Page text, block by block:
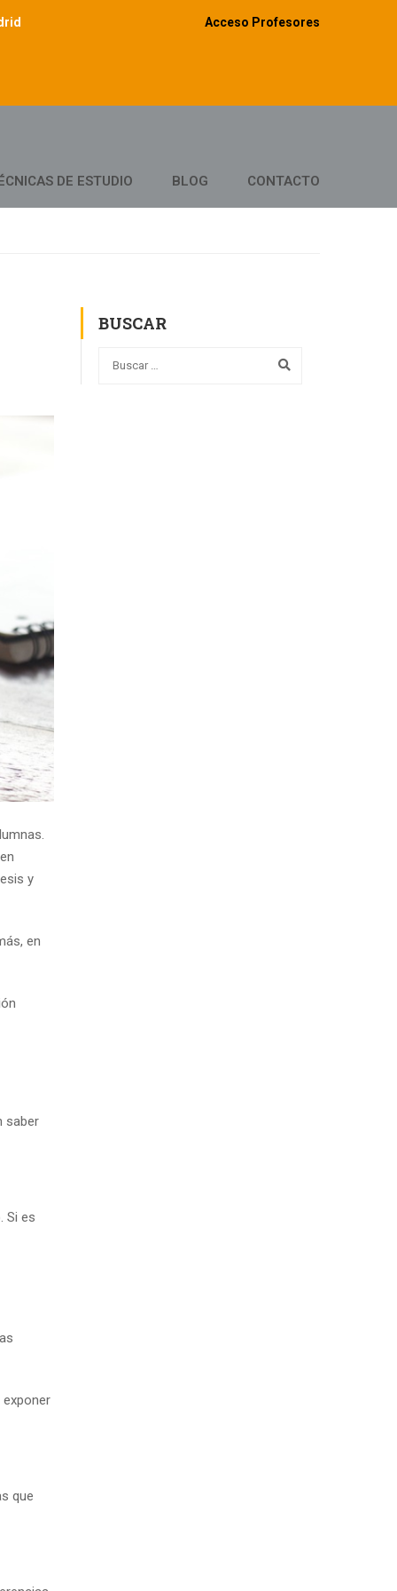
Acceso Profesores
DE ESTUDIO BLOG CONTACTO
y
en
saber
Si es
que
BUSCAR